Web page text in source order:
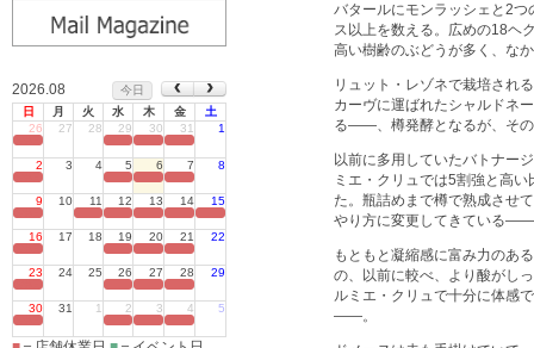
2026.08
今日
日
月 火 水 木 金
土
26
27 28 29 30 31 1
2 3 4 5 6 7 8
9 10 11 12 13 14 15
16 17 18 19 20 21 22
23 24 25 26 27 28 29
30 31 1 2 3 4 5
バタールにモンラッシェと2
ス以上を数える。広めの18
高い樹齢のぶどうが多く、な
リュット・レゾネで栽培され
カーヴに運ばれたシャルドネ
る――、樽発酵となるが、そ
以前に多用していたバトナー
ミエ・クリュでは5割強と高
た。瓶詰めまで樽で熟成させ
やり方に変更してきている
もともと凝縮感に富み力のあ
の、以前に較べ、より酸がし
ルミエ・クリュで十分に体感
――。